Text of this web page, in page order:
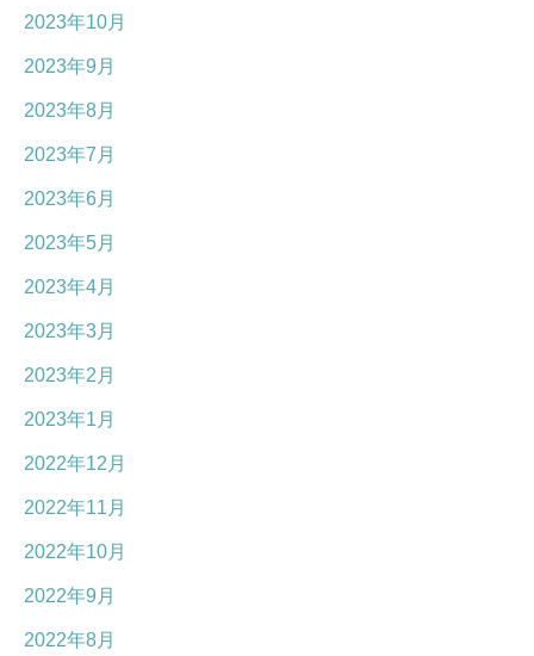
2023年10月
2023年9月
2023年8月
2023年7月
2023年6月
2023年5月
2023年4月
2023年3月
2023年2月
2023年1月
2022年12月
2022年11月
2022年10月
2022年9月
2022年8月